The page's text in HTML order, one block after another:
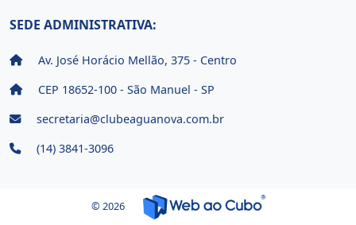
SEDE ADMINISTRATIVA:
Av. José Horácio Mellão, 375 - Centro
CEP 18652-100 - São Manuel - SP
secretaria@clubeaguanova.com.br
(14) 3841-3096
© 2026